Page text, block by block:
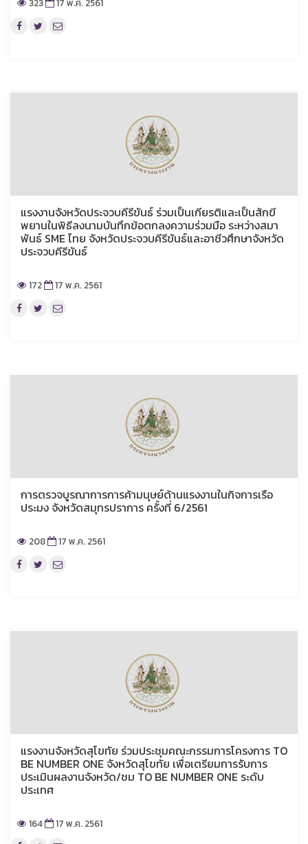
323 17 พ.ค. 2561
แรงงานจังหวัดประจวบคีรีขันธ์ ร่วมเป็นเกียรติและเป็นสักขี
พยานในพิธีลงนามบันทึกข้อตกลงความร่วมมือ ระหว่างสมา
พันธ์ SME ไทย จังหวัดประจวบคีรีขันธ์และอาชีวศึกษาจังหวัด
ประจวบคีรีขันธ์
172 17 พ.ค. 2561
การตรวจบูรณาการการค้ามนุษย์ด้านแรงงานในกิจการเรือ
ประมง จังหวัดสมุทรปราการ ครั้งที่ 6/2561
208 17 พ.ค. 2561
แรงงานจังหวัดสุโขทัย ร่วมประชุมคณะกรรมการโครงการ TO
BE NUMBER ONE จังหวัดสุโขทัย เพื่อเตรียมการรับการ
ประเมินผลงานจังหวัด/ชม TO BE NUMBER ONE ระดับ
ประเทศ
164 17 พ.ค. 2561